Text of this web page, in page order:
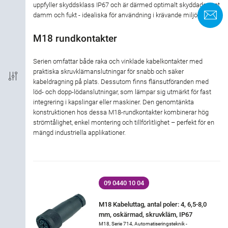
Skyddsklass
Material kontakthus
Godkännande
Kopplingsmaterial
uppfyller skyddsklass IP67 och är därmed optimalt skyddade mot
damm och fukt - idealiska för användning i krävande miljöer.
M18 rundkontakter
Serien omfattar både raka och vinklade kabelkontakter med
praktiska skruvklämanslutningar för snabb och säker
kabeldragning på plats. Dessutom finns flänsutföranden med
löd- och dopp-lödanslutningar, som lämpar sig utmärkt för fast
integrering i kapslingar eller maskiner. Den genomtänkta
konstruktionen hos dessa M18-rundkontakter kombinerar hög
strömtålighet, enkel montering och tillförlitlighet – perfekt för en
mängd industriella applikationer.
09 0440 10 04
M18 Kabeluttag, antal poler: 4, 6,5-8,0
mm, oskärmad, skruvkläm, IP67
M18, Serie 714, Automatiseringsteknik -